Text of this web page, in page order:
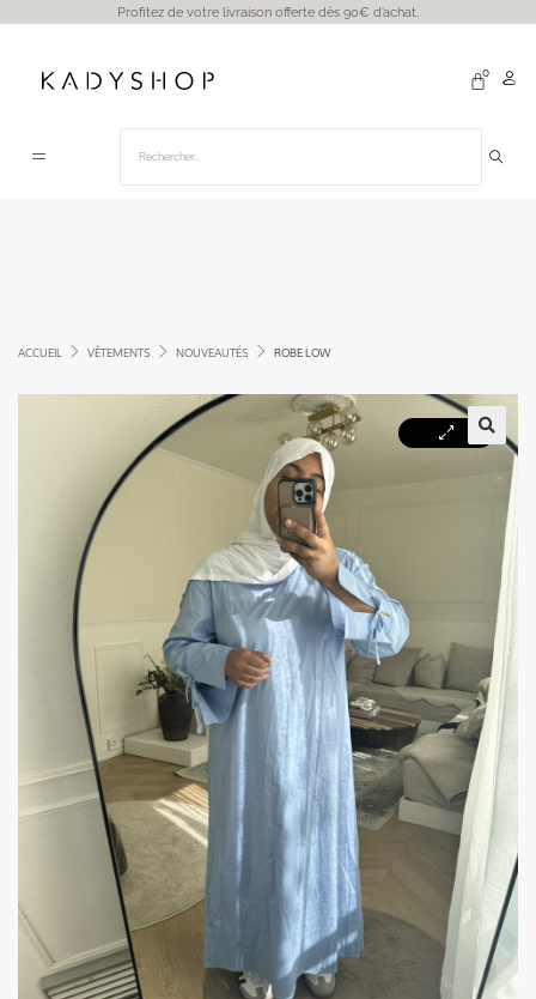
Profitez de votre livraison offerte dès 90€ d’achat.
ACCUEIL VÊTEMENTS NOUVEAUTÉS ROBE LOW